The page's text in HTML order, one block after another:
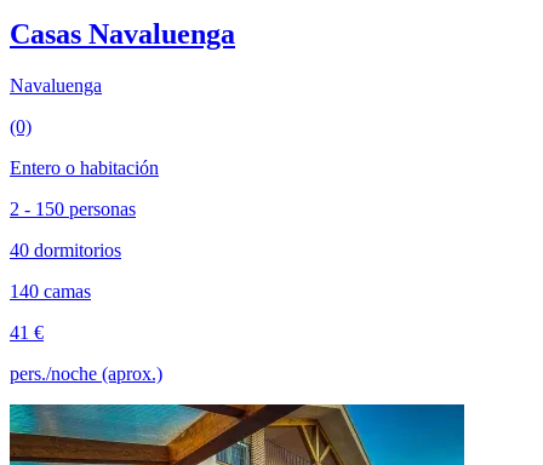
Casas Navaluenga
Navaluenga
(0)
Entero o habitación
2 - 150 personas
40 dormitorios
140 camas
41 €
pers./noche (aprox.)